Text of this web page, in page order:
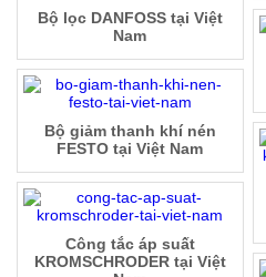
Bộ lọc DANFOSS tại Việt
Nam
Bộ giảm thanh khí nén
FESTO tại Việt Nam
Công tắc áp suất
KROMSCHRODER tại Việt